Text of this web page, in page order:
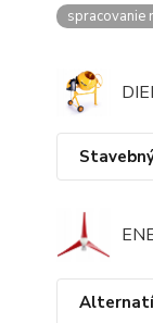
spracovanie